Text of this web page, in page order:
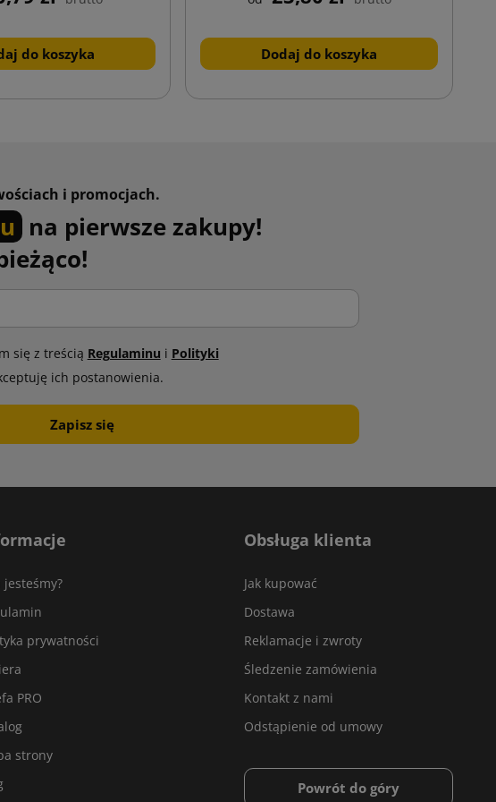
do koszyka Dodaj do koszyka
i promocjach.
na pierwsze zakupy!
się z treścią Regulaminu i Polityki
ich postanowienia.
jesteśmy?
prywatności
PRO
strony
Obsługa klienta
Jak kupować
Dostawa
Reklamacje i zwroty
Śledzenie zamówienia
Kontakt z nami
Odstąpienie od umowy
Powrót do góry